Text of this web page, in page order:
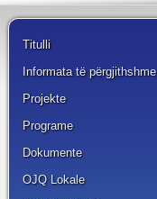
Titulli
Informata të përgjithshme
Projekte
Programe
Dokumente
OJQ Lokale